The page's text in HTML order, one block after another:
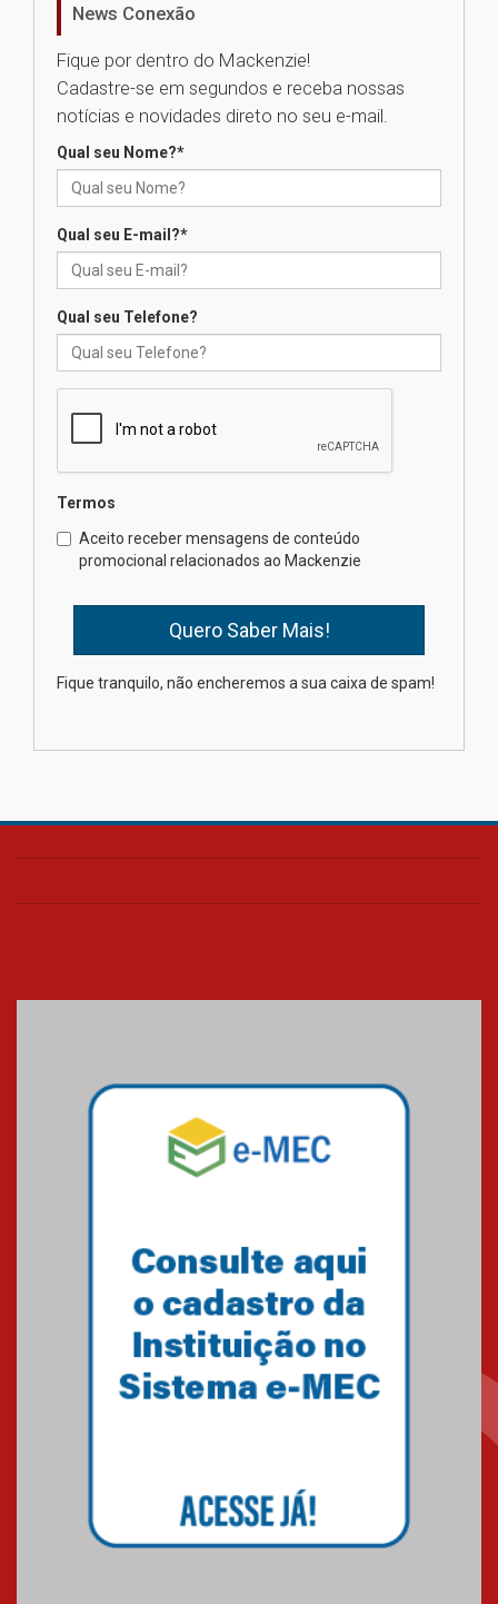
Universidade Mackenzie
realizará nova edição da Feira
das novas tecnologias em
calouros do segundo semestre
04.08.2026
Brasília prepara seus
estudantes para o PAS antes
mesmo do Ensino Médio
na educação dos filhos além da
News Conexão
Fique por dentro do Mackenzie!
Cadastre-se em segundos e receba nossas
notícias e novidades direto no seu e-mail.
Qual seu Nome?*
Qual seu E-mail?*
Qual seu Telefone?
Termos
Aceito receber mensagens de conteúdo
promocional relacionados ao Mackenzie
Fique tranquilo, não encheremos a sua caixa de spam!